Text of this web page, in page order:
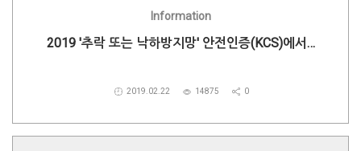
Information
2019 '추락 또는 낙하방지망' 안전인증(KCS)에서…
2019.02.22 14875 0